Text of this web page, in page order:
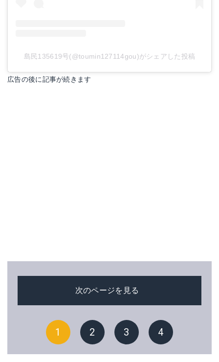
島民135619号(@toumin127114gou)がシェアした投稿
広告の後に記事が続きます
次のページを見る
1 2 3 4